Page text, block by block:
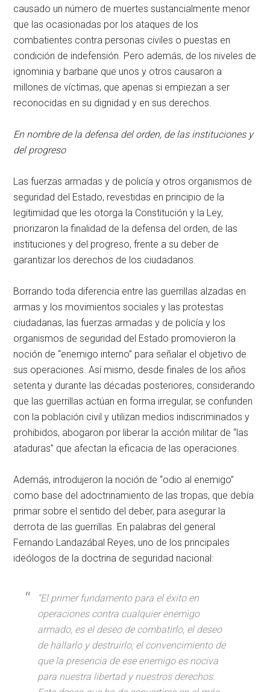
causado un número de muertes sustancialmente menor
que las ocasionadas por los ataques de los
combatientes contra personas civiles o puestas en
condición de indefensión. Pero además, de los niveles de
ignominia y barbarie que unos y otros causaron a
millones de víctimas, que apenas si empiezan a ser
reconocidas en su dignidad y en sus derechos.
En nombre de la defensa del orden, de las instituciones y
del progreso
Las fuerzas armadas y de policía y otros organismos de
seguridad del Estado, revestidas en principio de la
legitimidad que les otorga la Constitución y la Ley,
priorizaron la finalidad de la defensa del orden, de las
instituciones y del progreso, frente a su deber de
garantizar los derechos de los ciudadanos.
Borrando toda diferencia entre las guerrillas alzadas en
armas y los movimientos sociales y las protestas
ciudadanas, las fuerzas armadas y de policía y los
organismos de seguridad del Estado promovieron la
noción de “enemigo interno” para señalar el objetivo de
sus operaciones. Así mismo, desde finales de los años
setenta y durante las décadas posteriores, considerando
que las guerrillas actúan en forma irregular, se confunden
con la población civil y utilizan medios indiscriminados y
prohibidos, abogaron por liberar la acción militar de “las
ataduras” que afectan la eficacia de las operaciones.
Además, introdujeron la noción de “odio al enemigo”
como base del adoctrinamiento de las tropas, que debía
primar sobre el sentido del deber, para asegurar la
derrota de las guerrillas. En palabras del general
Fernando Landazábal Reyes, uno de los principales
ideólogos de la doctrina de seguridad nacional:
“El primer fundamento para el éxito en
operaciones contra cualquier enemigo
armado, es el deseo de combatirlo, el deseo
de hallarlo y destruirlo; el convencimiento de
que la presencia de ese enemigo es nociva
para nuestra libertad y nuestros derechos.